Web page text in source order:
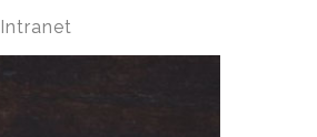
Intranet